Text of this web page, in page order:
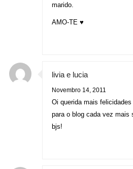
marido.
AMO-TE ♥
livia e lucia
Novembro 14, 2011
Oi querida mais
para o blog cada vez mais
bjs!